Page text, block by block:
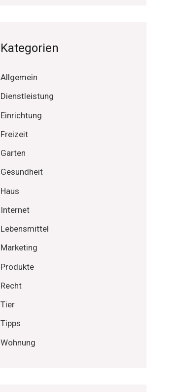
Kategorien
Allgemein
Dienstleistung
Einrichtung
Freizeit
Garten
Gesundheit
Haus
Internet
Lebensmittel
Marketing
Produkte
Recht
Tier
Tipps
Wohnung